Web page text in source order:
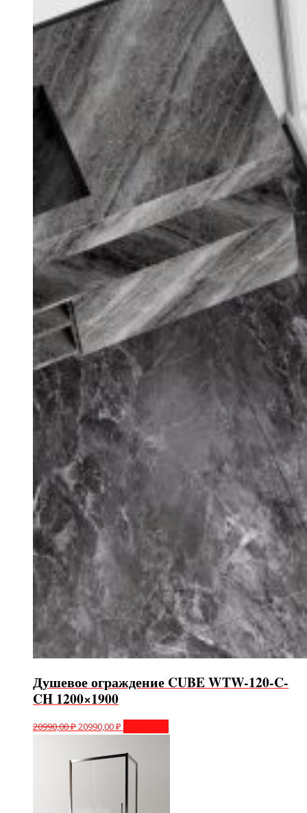
Душевое ограждение CUBE WTW-120-C-
CH 1200×1900
20990,00₽20990,00₽